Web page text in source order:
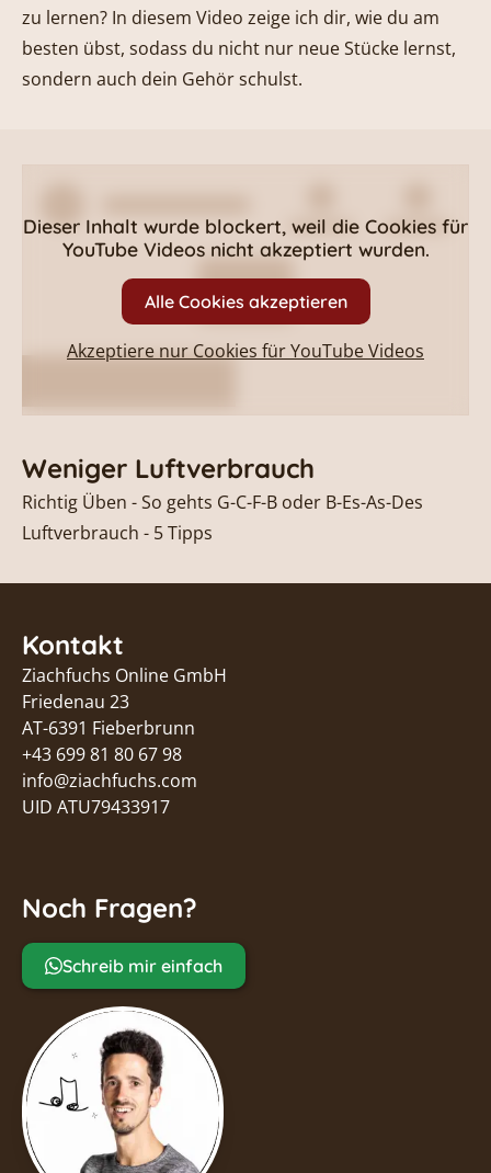
zu lernen? In diesem Video zeige ich dir, wie du am
besten übst, sodass du nicht nur neue Stücke lernst,
sondern auch dein Gehör schulst.
Dieser Inhalt wurde blockert, weil die Cookies für
YouTube Videosnicht akzeptiert wurden.
Alle Cookies akzeptieren
Akzeptiere nur Cookies fürYouTube Videos
Weniger Luftverbrauch
Richtig Üben - So gehts G-C-F-B oder B-Es-As-Des
Luftverbrauch - 5 Tipps
Kontakt
Ziachfuchs Online GmbH
Friedenau 23
AT-6391 Fieberbrunn
+43 699 81 80 67 98
info@ziachfuchs.com
UID ATU79433917
Noch Fragen?
Schreib mir einfach